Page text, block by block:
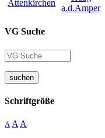
VG Suche
suchen
Schriftgröße
A A A